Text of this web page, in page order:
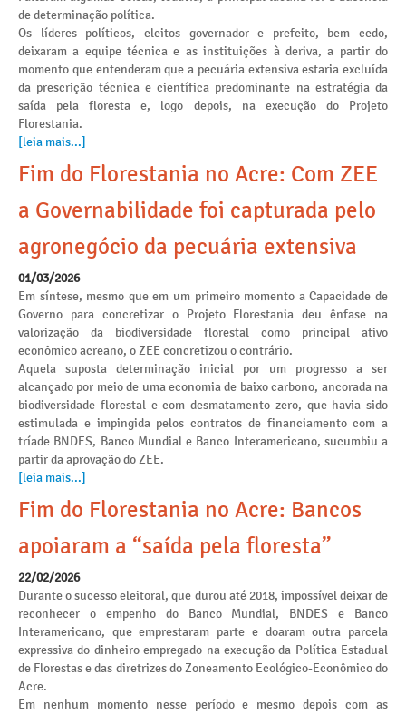
de determinação política.
Os líderes políticos, eleitos governador e prefeito, bem cedo,
deixaram a equipe técnica e as instituições à deriva, a partir do
momento que entenderam que a pecuária extensiva estaria excluída
da prescrição técnica e científica predominante na estratégia da
saída pela floresta e, logo depois, na execução do Projeto
Florestania.
[leia mais...]
Fim do Florestania no Acre: Com ZEE
a Governabilidade foi capturada pelo
agronegócio da pecuária extensiva
01/03/2026
Em síntese, mesmo que em um primeiro momento a Capacidade de
Governo para concretizar o Projeto Florestania deu ênfase na
valorização da biodiversidade florestal como principal ativo
econômico acreano, o ZEE concretizou o contrário.
Aquela suposta determinação inicial por um progresso a ser
alcançado por meio de uma economia de baixo carbono, ancorada na
biodiversidade florestal e com desmatamento zero, que havia sido
estimulada e impingida pelos contratos de financiamento com a
tríade BNDES, Banco Mundial e Banco Interamericano, sucumbiu a
partir da aprovação do ZEE.
[leia mais...]
Fim do Florestania no Acre: Bancos
apoiaram a “saída pela floresta”
22/02/2026
Durante o sucesso eleitoral, que durou até 2018, impossível deixar de
reconhecer o empenho do Banco Mundial, BNDES e Banco
Interamericano, que emprestaram parte e doaram outra parcela
expressiva do dinheiro empregado na execução da Política Estadual
de Florestas e das diretrizes do Zoneamento Ecológico-Econômico do
Acre.
Em nenhum momento nesse período e mesmo depois com as